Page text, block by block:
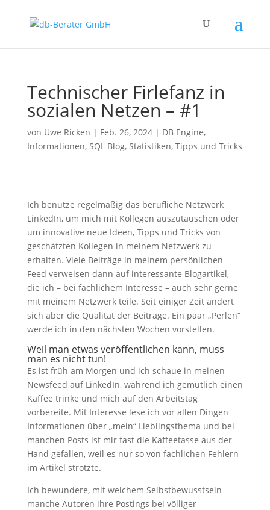
Technischer Firlefanz in
sozialen Netzen – #1
von Uwe Ricken | Feb. 26, 2024| DB Engine,
Informationen, SQL Blog, Statistiken, Tipps und Tricks
Ich benutze regelmäßig das berufliche Netzwerk
LinkedIn, um mich mit Kollegen auszutauschen oder
um innovative neue Ideen, Tipps und Tricks von
geschätzten Kollegen in meinem Netzwerk zu
erhalten. Viele Beiträge in meinem persönlichen
Feed verweisen dann auf interessante Blogartikel,
die ich – bei fachlichem Interesse – auch sehr gerne
mit meinem Netzwerk teile. Seit einiger Zeit ändert
sich aber die Qualität der Beiträge. Ein paar „Perlen“
werde ich in den nächsten Wochen vorstellen.
Weil man etwas veröffentlichen kann, muss
man es nicht tun!
Es ist früh am Morgen und ich schaue in meinen
Newsfeed auf LinkedIn, während ich gemütlich einen
Kaffee trinke und mich auf den Arbeitstag
vorbereite. Mit Interesse lese ich vor allen Dingen
Informationen über „mein“ Lieblingsthema und bei
manchen Posts ist mir fast die Kaffeetasse aus der
Hand gefallen, weil es nur so von fachlichen Fehlern
im Artikel strotzte.
Ich bewundere, mit welchem Selbstbewusstsein
manche Autoren ihre Postings bei völliger